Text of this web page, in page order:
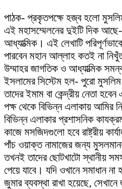
পাঠক- প্রকৃতপক্ষে হজ্ব হলো মুসলিম
এই মহাসম্মেলনের দুইটি দিক
আধ্যাত্মিক। এই লেখাটি
পারবেন মহান আল্লাহ কতই না
উম্মাহর জাগতিক ও আধ্যাত্মিক
ইসলামের সিস্টেম হল- পুরো
তাদের ইমাম বা কেন্দ্রীয় নেতা
পক্ষ থেকে বিভিন্ন এলাকায় আমির
বিভিন্ন এলাকার প্রশাসনিক
কাজে মসজিদগুলো হবে রাষ্ট্রীয়
পাঁচ ওয়াক্ত নামাজের জন্য
তখনই তাদের ছোটখাটো স্থানীয়
পেয়ে যাবে। যদি ওখানে সমাধান
জুমার ব্যবস্থা রাখা হয়েছে,